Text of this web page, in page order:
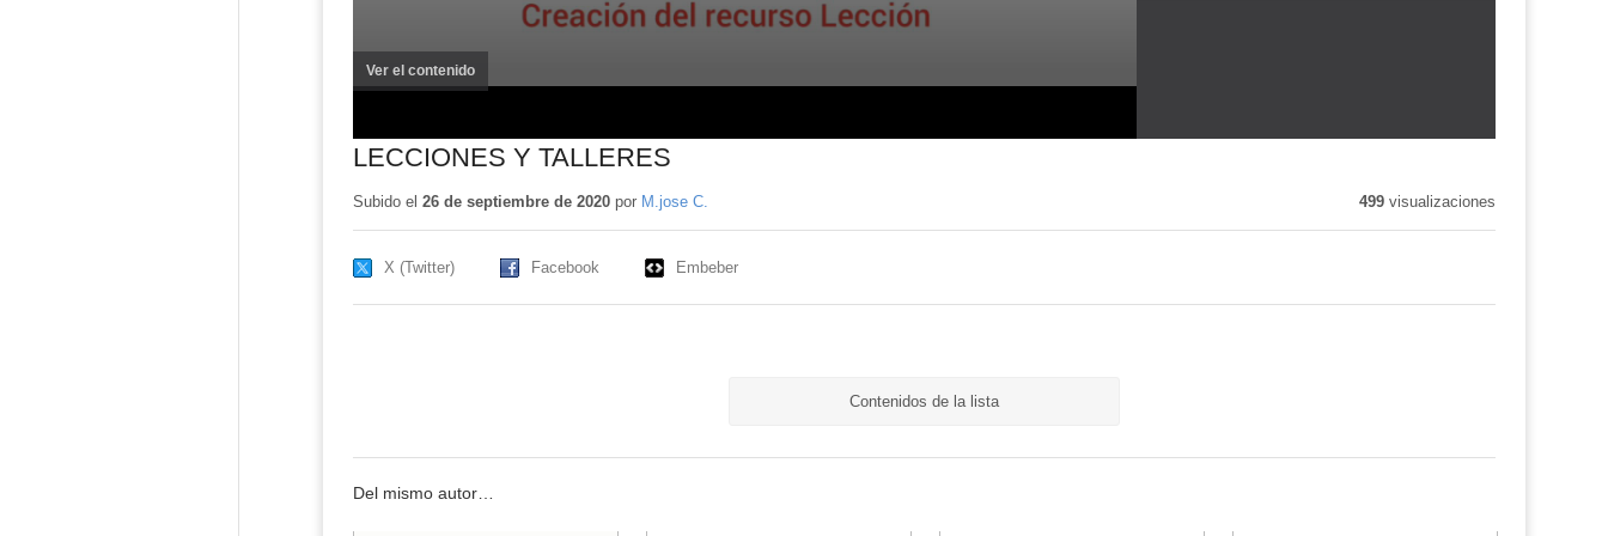
Ver el contenido(ventana
nueva)
LECCIONES Y TALLERES
Subido el 26 de septiembre de 2020por M.jose C. 499visualizaciones
X (Twitter) Facebook Embeber
Contenidos de la lista
Del mismo autor…